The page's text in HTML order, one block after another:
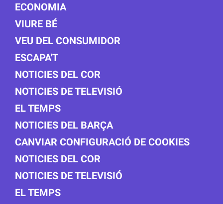
ECONOMIA
VIURE BÉ
VEU DEL CONSUMIDOR
ESCAPA'T
NOTICIES DEL COR
NOTICIES DE TELEVISIÓ
EL TEMPS
NOTICIES DEL BARÇA
CANVIAR CONFIGURACIÓ DE COOKIES
NOTICIES DEL COR
NOTICIES DE TELEVISIÓ
EL TEMPS